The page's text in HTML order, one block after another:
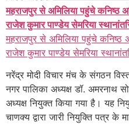
महराजपुर से अमिलिया पहुंचे
राजेश कुमार पाण्डेय सेमरिया
महराजपुर से अमिलिया पहुंचे
राजेश कुमार पाण्डेय सेमरिया
नरेंद्र मोदी विचार मंच के संगठन
नगर पालिका अध्यक्ष डॉ. अमरनाथ
अध्यक्ष नियुक्त किया गया है। यह
चाणक्य द्वारा जारी नियुक्ति पत्र के